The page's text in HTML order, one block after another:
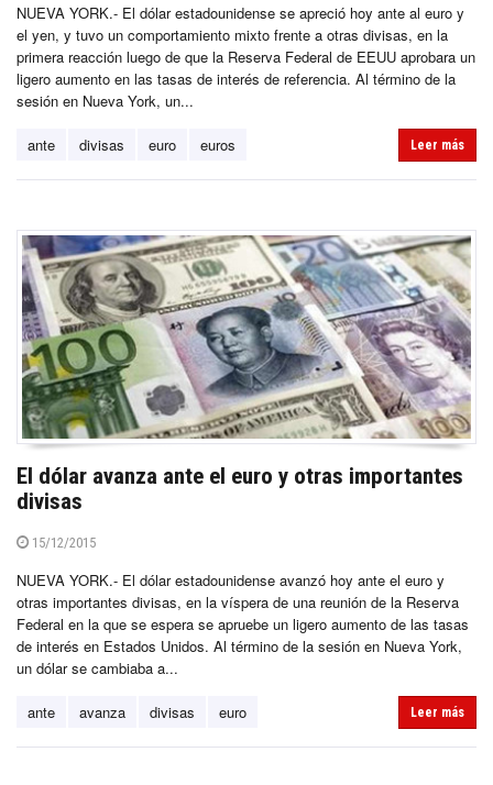
NUEVA YORK.- El dólar estadounidense se apreció hoy ante al euro y
el yen, y tuvo un comportamiento mixto frente a otras divisas, en la
primera reacción luego de que la Reserva Federal de EEUU aprobara un
ligero aumento en las tasas de interés de referencia. Al término de la
sesión en Nueva York, un...
ante divisas euro euros Leer más
El dólar avanza ante el euro y otras importantes
divisas
15/12/2015
NUEVA YORK.- El dólar estadounidense avanzó hoy ante el euro y
otras importantes divisas, en la víspera de una reunión de la Reserva
Federal en la que se espera se apruebe un ligero aumento de las tasas
de interés en Estados Unidos. Al término de la sesión en Nueva York,
un dólar se cambiaba a...
ante avanza divisas euro Leer más